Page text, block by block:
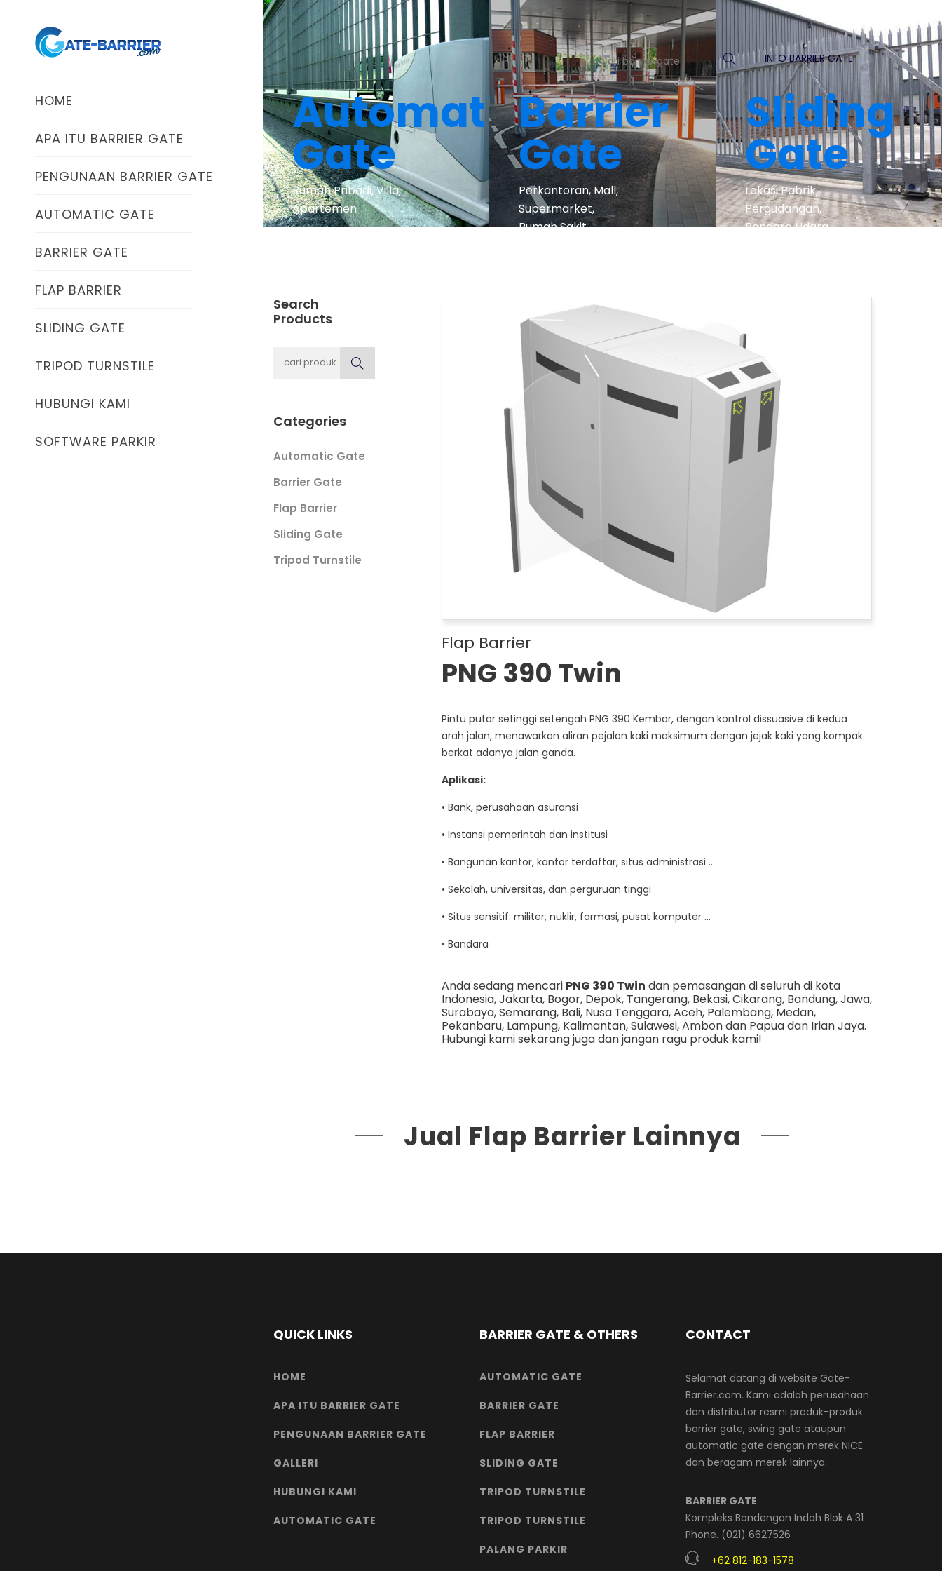
HOME
APA ITU BARRIER GATE
PENGUNAAN BARRIER GATE
AUTOMATIC GATE
BARRIER GATE
FLAP BARRIER
SLIDING GATE
TRIPOD TURNSTILE
HUBUNGI KAMI
SOFTWARE PARKIR
INFO BARRIER GATE
Automatic
Gate
Rumah Pribadi, Villa,
Apartemen
Barrier
Gate
Perkantoran, Mall,
Supermarket,
Rumah Sakit
Sliding
Gate
Lokasi Pabrik,
Pergudangan,
Bandara Udara
Search
Products
Categories
Automatic Gate
Barrier Gate
Flap Barrier
Sliding Gate
Tripod Turnstile
Flap Barrier
PNG 390 Twin
Pintu putar setinggi setengah PNG 390 Kembar, dengan kontrol dissuasive di kedua
arah jalan, menawarkan aliran pejalan kaki maksimum dengan jejak kaki yang kompak
berkat adanya jalan ganda.
Aplikasi:
• Bank, perusahaan asuransi
• Instansi pemerintah dan institusi
• Bangunan kantor, kantor terdaftar, situs administrasi ...
• Sekolah, universitas, dan perguruan tinggi
• Situs sensitif: militer, nuklir, farmasi, pusat komputer ...
• Bandara
Anda sedang mencari PNG 390 Twin dan pemasangan di seluruh di kota
Indonesia,Jakarta, Bogor, Depok, Tangerang, Bekasi,Cikarang, Bandung,Jawa,
Surabaya,Semarang, Bali, Nusa Tenggara,Aceh, Palembang, Medan,
Pekanbaru, Lampung, Kalimantan,Sulawesi,Ambondan Papua dan Irian Jaya.
Hubungi kami sekarang juga dan jangan ragu produk kami!
Jual Flap Barrier Lainnya
QUICK LINKS
HOME
APA ITU BARRIER GATE
PENGUNAAN BARRIER GATE
GALLERI
HUBUNGI KAMI
AUTOMATIC GATE
BARRIER GATE & OTHERS
AUTOMATIC GATE
BARRIER GATE
FLAP BARRIER
SLIDING GATE
TRIPOD TURNSTILE
TRIPOD TURNSTILE
PALANG PARKIR
CONTACT
Selamat datang di website Gate-
Barrier.com. Kami adalah perusahaan
dan distributor resmi produk-produk
barrier gate, swing gate ataupun
automatic gate dengan merek NICE
dan beragam merek lainnya.
BARRIER GATE
Kompleks Bandengan Indah Blok A 31
Phone. (021) 6627526
+62 812-183-1578